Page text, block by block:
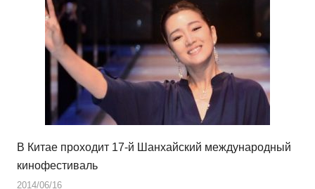
В Китае проходит 17-й Шанхайский международный
кинофестиваль
2014/06/16